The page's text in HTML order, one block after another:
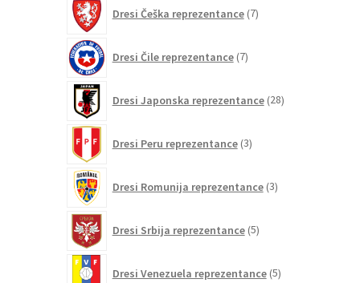
Dresi Češka reprezentance 7izdelkov
Dresi Čile reprezentance 7izdelkov
Dresi Japonska reprezentance 28izdelkov
Dresi Peru reprezentance 3izdelki
Dresi Romunija reprezentance 3izdelki
Dresi Srbija reprezentance 5izdelkov
Dresi Venezuela reprezentance 5izdelkov